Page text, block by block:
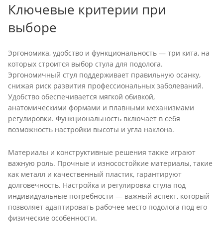
Ключевые критерии при
выборе
Эргономика, удобство и функциональность — три кита, на
которых строится выбор стула для подолога.
Эргономичный стул поддерживает правильную осанку,
снижая риск развития профессиональных заболеваний.
Удобство обеспечивается мягкой обивкой,
анатомическими формами и плавными механизмами
регулировки. Функциональность включает в себя
возможность настройки высоты и угла наклона.
Материалы и конструктивные решения также играют
важную роль. Прочные и износостойкие материалы, такие
как металл и качественный пластик, гарантируют
долговечность. Настройка и регулировка стула под
индивидуальные потребности — важный аспект, который
позволяет адаптировать рабочее место подолога под его
физические особенности.